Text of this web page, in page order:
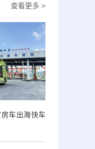
查看更多 >
车出海快车